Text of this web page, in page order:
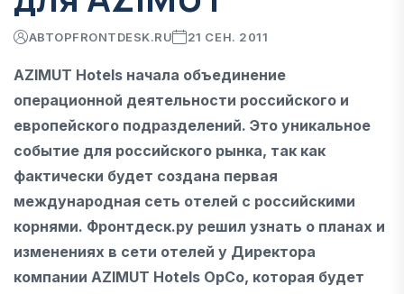
АВТОРFRONTDESK.RU 21 СЕН. 2011
AZIMUT Hotels начала объединение
операционной деятельности российского и
европейского подразделений. Это уникальное
событие для российского рынка, так как
фактически будет создана первая
международная сеть отелей с российскими
корнями. Фронтдеск.ру решил узнать о планах и
изменениях в сети отелей у Директора
компании AZIMUT Hotels OpCo, которая будет